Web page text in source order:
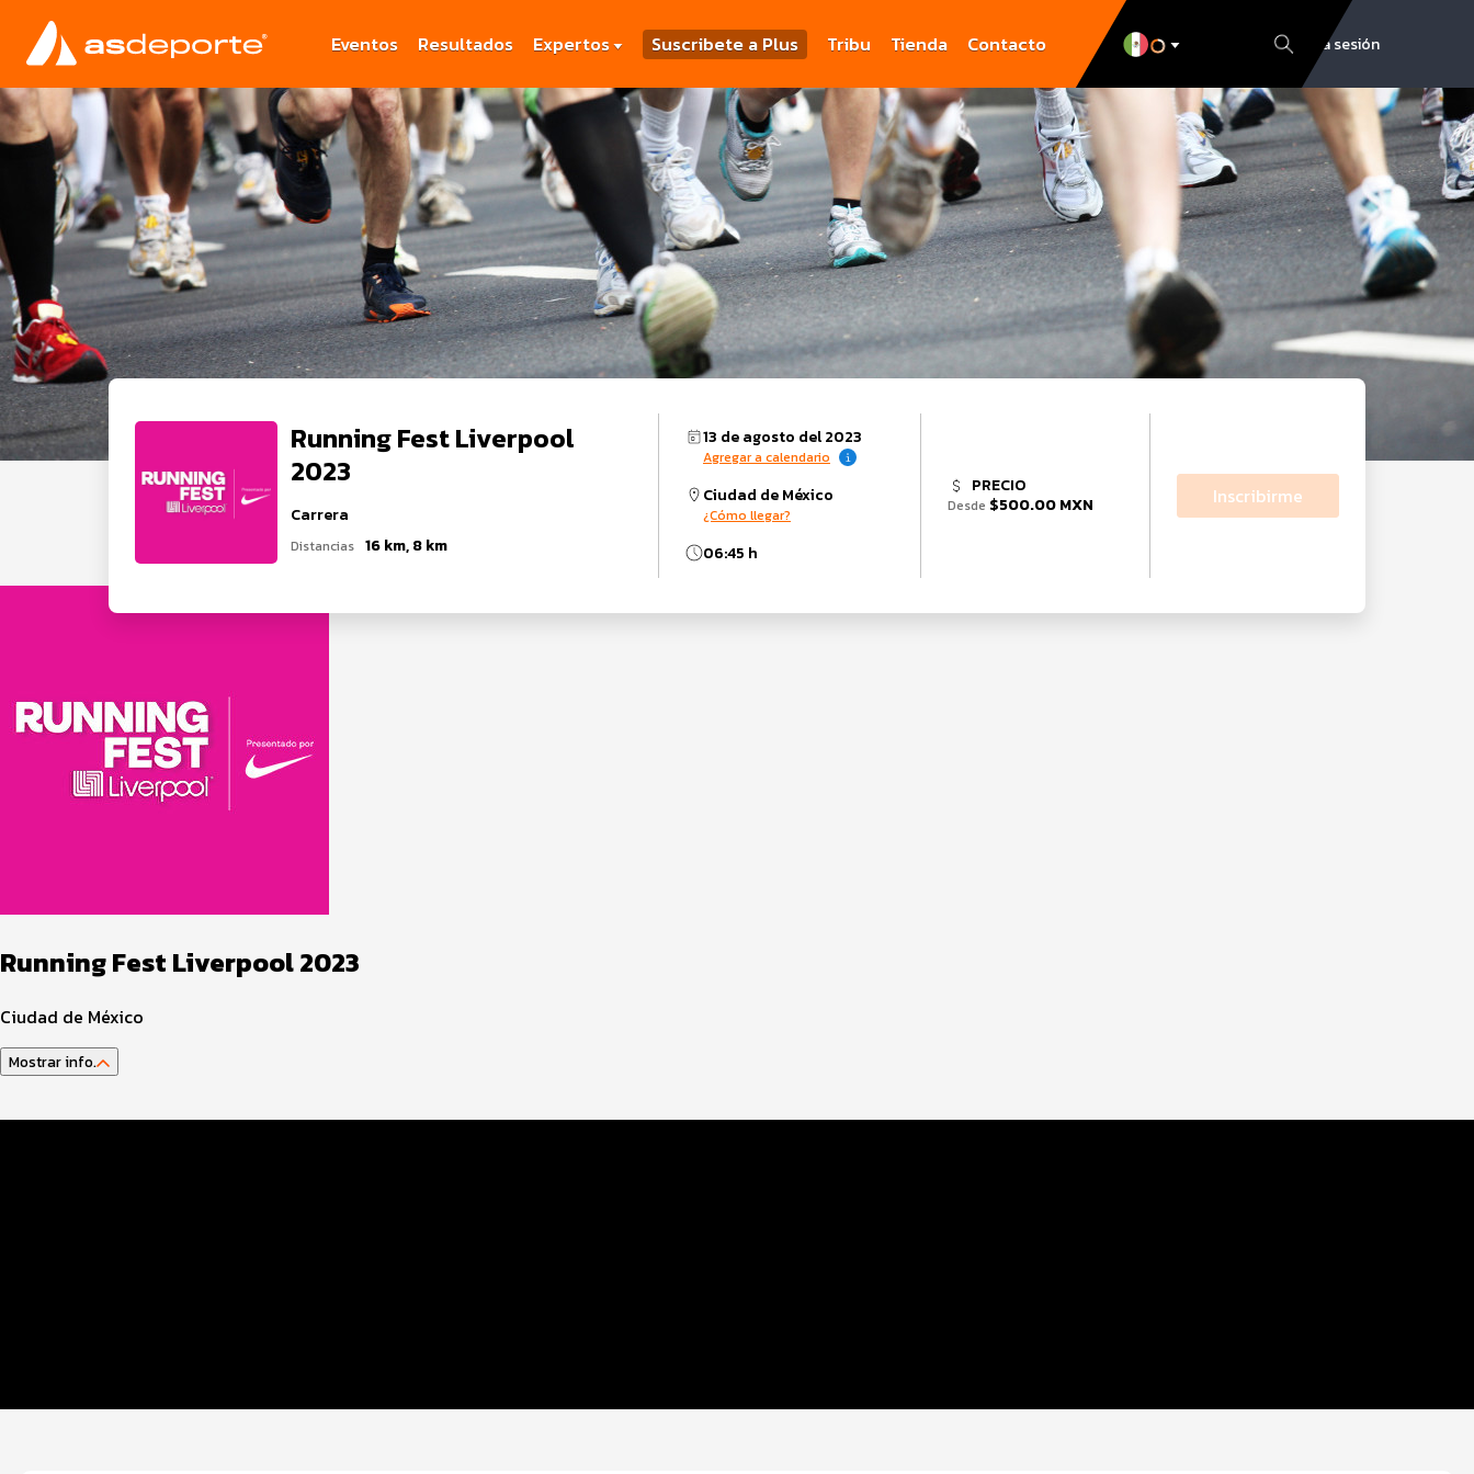
Eventos Resultados Expertos Suscribete a Plus Tribu Tienda Contacto Inicia sesión
Running Fest Liverpool
2023
Carrera
Distancias 16 km, 8 km
13 de agosto del 2023
Agregar a calendario
Ciudad de México
¿Cómo llegar?
06:45 h
PRECIO
Desde $500.00 MXN Inscribirme
Running Fest Liverpool 2023
Ciudad de México
Mostrar info.